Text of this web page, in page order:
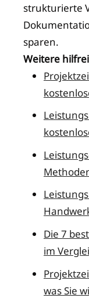
strukturierte
sparen.
Weitere
Die 7
im
was Sie